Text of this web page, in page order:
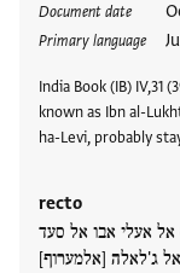
Document date
Primary language
India Book (IB) IV,31 (ח39). Letter from Yosef b. Shemuel ha-Levi
known as Ibn al-
ha-Levi, probably
recto
אל אעלי אבו אל סעד
ג'לאלה [אלמערוף]
Tags